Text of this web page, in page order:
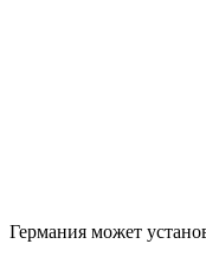
Германия может